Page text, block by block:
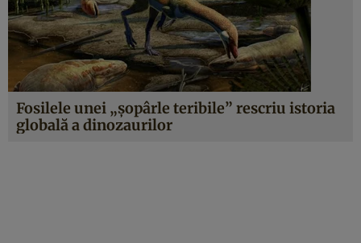
Fosilele unei „șopârle teribile” rescriu istoria
globală a dinozaurilor